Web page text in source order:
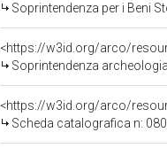
Soprintendenza per i Beni
<https://w3id.org/arco/
Soprintendenza
<https://w3id.org/arco/
Scheda catalografica n: